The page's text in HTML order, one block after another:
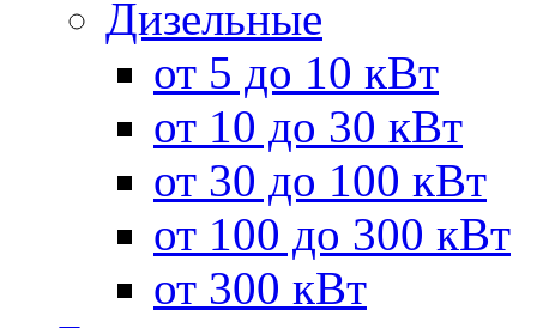
Дизельные
от 5 до 10 кВт
от 10 до 30 кВт
от 30 до 100 кВт
от 100 до 300 кВт
от 300 кВт